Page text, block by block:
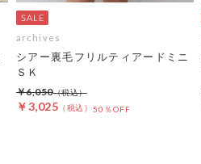
archives
シアー裏毛フリルティアードミニ
ＳＫ
￥3,025 50％OFF
￥6,050